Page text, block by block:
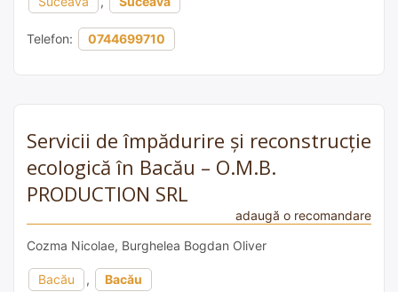
Telefon: 0744699710
Servicii de împădurire și reconstrucție
ecologică în Bacău – O.M.B.
PRODUCTION SRL
adaugă o recomandare
Cozma Nicolae, Burghelea Bogdan Oliver
Bacău , Bacău